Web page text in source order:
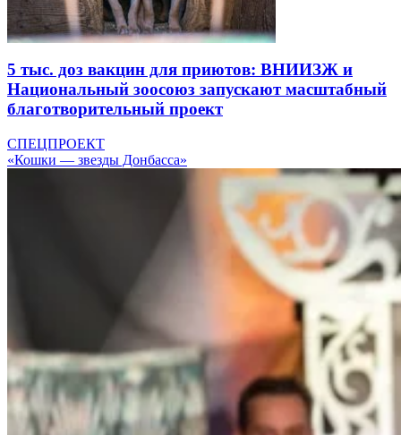
5 тыс. доз вакцин для приютов: ВНИИЗЖ и
Национальный зоосоюз запускают масштабный
благотворительный проект
СПЕЦПРОЕКТ
«Кошки — звезды Донбасса»